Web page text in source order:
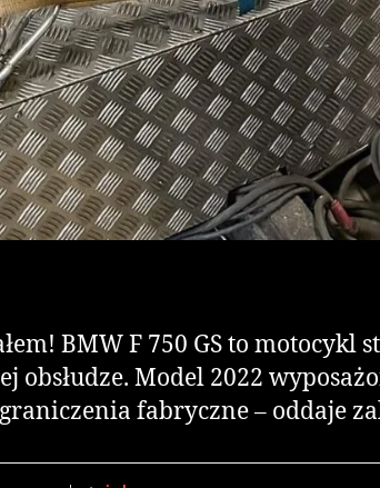
BMW F 750 GS to motocykl
Model 2022
fabryczne – oddaje